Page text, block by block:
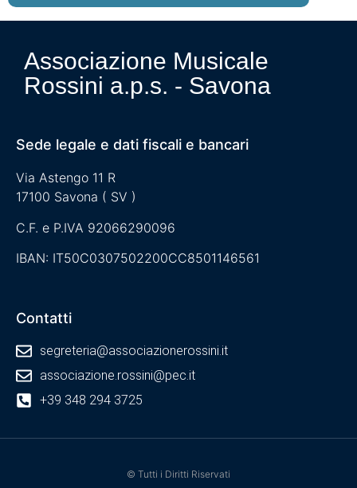
Associazione Musicale
Rossini a.p.s. - Savona
Sede legale e dati fiscali e bancari
Via Astengo 11 R
17100 Savona ( SV )
C.F. e P.IVA 92066290096
IBAN: IT50C0307502200CC8501146561
Contatti
segreteria@associazionerossini.it
associazione.rossini@pec.it
+39 348 294 3725
© Tutti i Diritti Riservati